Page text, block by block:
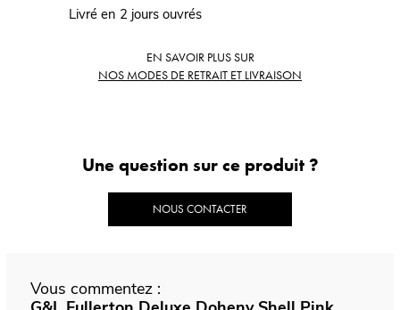
Livré en 2 jours ouvrés
EN SAVOIR PLUS SUR
NOS MODES DE RETRAIT ET LIVRAISON
Une question sur ce produit ?
NOUS CONTACTER
Vous commentez :